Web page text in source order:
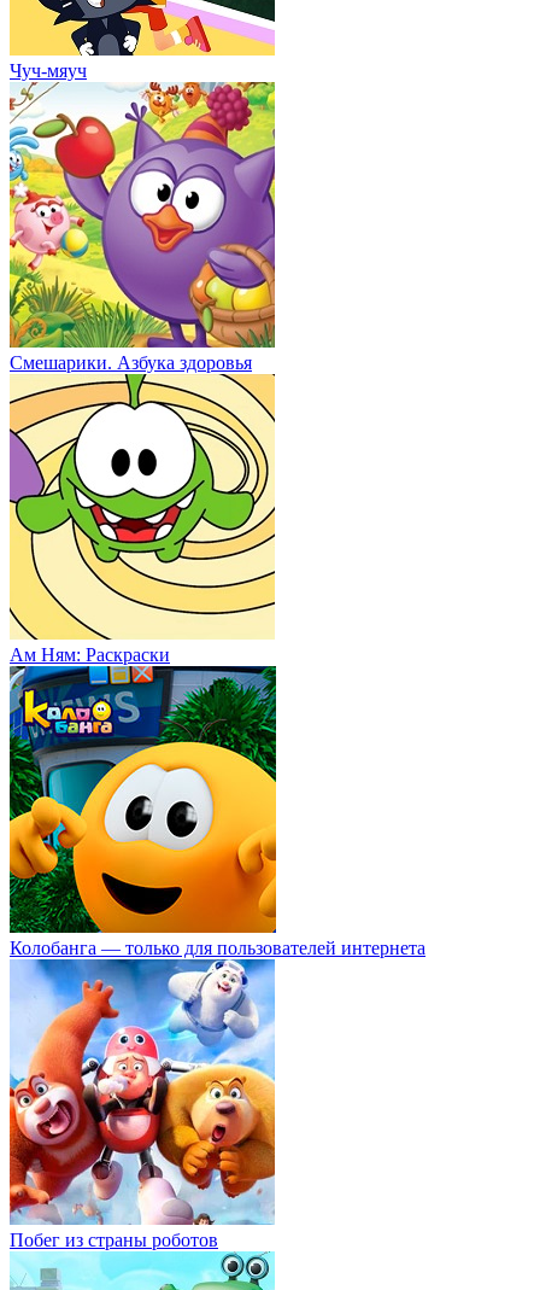
Чуч-мяуч
Смешарики. Азбука здоровья
Ам Ням: Раскраски
Колобанга — только для пользователей интернета
Побег из страны роботов